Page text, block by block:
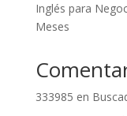
Inglés para
Meses
333985 en